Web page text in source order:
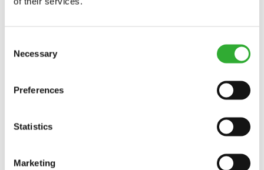
Selection
Necessary
Preferences
Statistics
Marketing